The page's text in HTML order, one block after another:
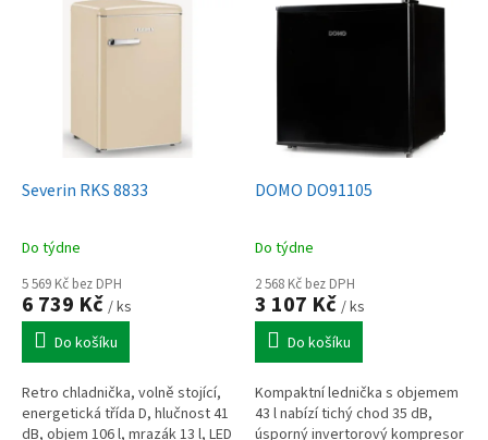
Severin RKS 8833
Do týdne
5 569 Kč bez DPH
6 739 Kč / ks
Do košíku
Retro chladnička, volně stojící,
energetická třída D, hlučnost 41
dB, objem 106 l, mrazák 13 l, LED
DOMO DO91105
Do týdne
2 568 Kč bez DPH
3 107 Kč / ks
Do košíku
Kompaktní lednička s objemem
43 l nabízí tichý chod 35 dB,
úsporný invertorový kompresor